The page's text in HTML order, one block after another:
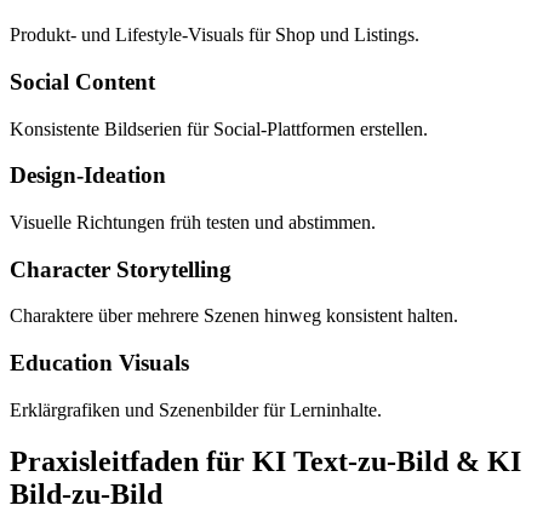
Produkt- und Lifestyle-Visuals für Shop und Listings.
Social Content
Konsistente Bildserien für Social-Plattformen erstellen.
Design-Ideation
Visuelle Richtungen früh testen und abstimmen.
Character Storytelling
Charaktere über mehrere Szenen hinweg konsistent halten.
Education Visuals
Erklärgrafiken und Szenenbilder für Lerninhalte.
Praxisleitfaden für KI Text-zu-Bild & KI
Bild-zu-Bild